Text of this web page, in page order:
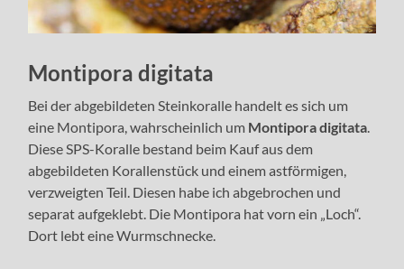
Montipora digitata
Bei der abgebildeten Steinkoralle handelt es sich um
eine Montipora, wahrscheinlich um Montipora digitata
Diese SPS-Koralle bestand beim Kauf aus dem
abgebildeten Korallenstück und einem astförmigen,
verzweigten Teil. Diesen habe ich abgebrochen und
separat aufgeklebt. Die Montipora hat vorn ein „Loch“.
Dort lebt eine Wurmschnecke.